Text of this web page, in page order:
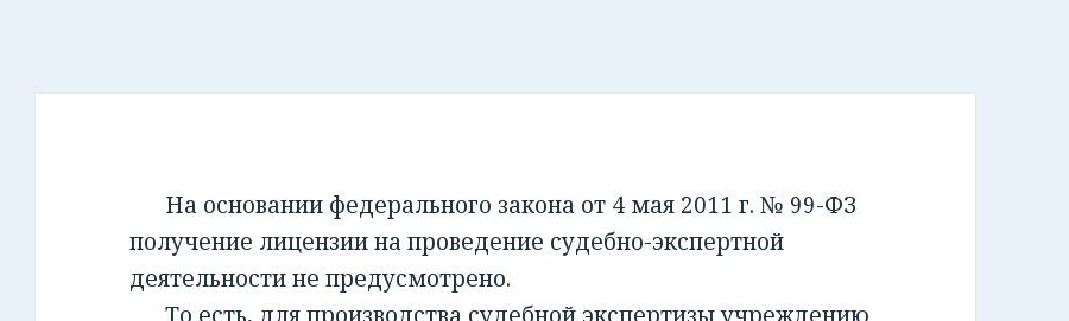
На основании федерального закона от 4 мая 2011 г. № 99-ФЗ
получение лицензии на проведение судебно-экспертной
деятельности не предусмотрено.